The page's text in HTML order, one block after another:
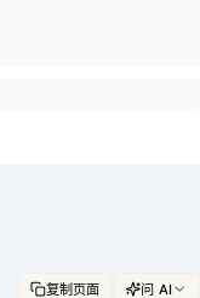
复制页面 问 AI